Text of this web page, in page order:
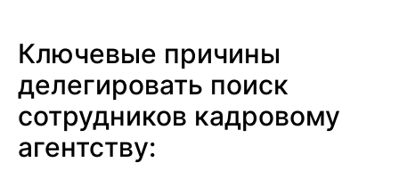
Ключевые причины
делегировать поиск
сотрудников кадровому
агентству: